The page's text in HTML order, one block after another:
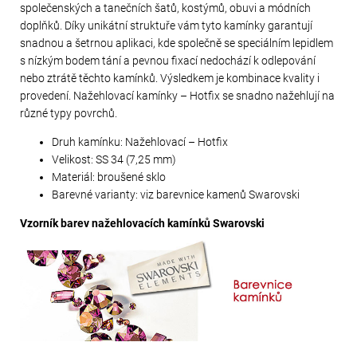
společenských a tanečních šatů, kostýmů, obuvi a módních
doplňků. Díky unikátní struktuře vám tyto kamínky garantují
snadnou a šetrnou aplikaci, kde společně se speciálním lepidlem
s nízkým bodem tání a pevnou fixací nedochází k odlepování
nebo ztrátě těchto kamínků. Výsledkem je kombinace kvality i
provedení. Nažehlovací kamínky – Hotfix se snadno nažehlují na
různé typy povrchů.
Druh kamínku: Nažehlovací – Hotfix
Velikost: SS 34 (7,25 mm)
Materiál: broušené sklo
Barevné varianty: viz barevnice kamenů Swarovski
Vzorník barev nažehlovacích kamínků Swarovski